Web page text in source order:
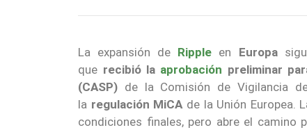
La expansión de Ripple en Europa
que recibió la aprobación preliminar
(CASP) de la Comisión de Vigilancia
la regulación MiCAde la Unión Europea.
condiciones finales, pero abre el camino